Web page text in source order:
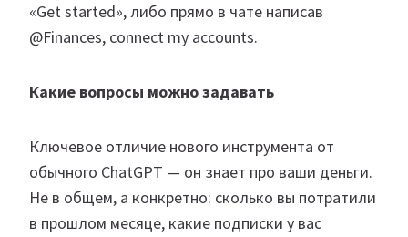
«Get started», либо прямо в чате написав
@Finances, connect my accounts.
Какие вопросы можно задавать
Ключевое отличие нового инструмента от
обычного ChatGPT — он знает про ваши деньги.
Не в общем, а конкретно: сколько вы потратили
в прошлом месяце, какие подписки у вас